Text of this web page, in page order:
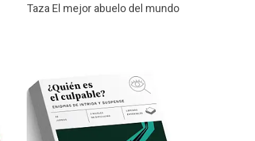
Taza El mejor abuelo del mundo